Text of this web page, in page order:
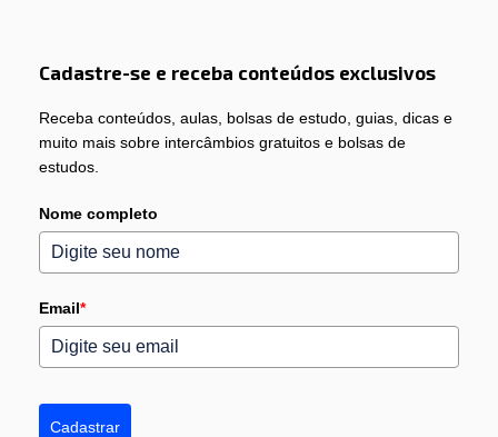
Cadastre-se e receba conteúdos exclusivos
Receba conteúdos, aulas, bolsas de estudo, guias, dicas e
muito mais sobre intercâmbios gratuitos e bolsas de
estudos.
Nome completo
Email*
Cadastrar